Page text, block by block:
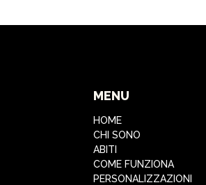
MENU
HOME
CHI SONO
ABITI
COME FUNZIONA
PERSONALIZZAZIONI